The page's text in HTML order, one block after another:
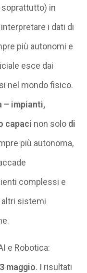
in
i dati di
più autonomi e
esce dai
nel mondo fisico.
– impianti,
capaci non solo di
più autonoma,
complessi e
altri sistemi
e Robotica:
maggio. I risultati